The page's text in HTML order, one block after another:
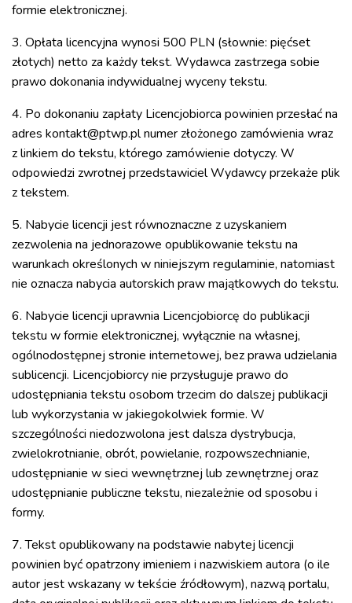
formie elektronicznej.
3. Opłata licencyjna wynosi 500 PLN (słownie: pięćset
złotych) netto za każdy tekst. Wydawca zastrzega sobie
prawo dokonania indywidualnej wyceny tekstu.
4. Po dokonaniu zapłaty Licencjobiorca powinien przesłać na
adres kontakt@ptwp.pl numer złożonego zamówienia wraz
z linkiem do tekstu, którego zamówienie dotyczy. W
odpowiedzi zwrotnej przedstawiciel Wydawcy przekaże plik
z tekstem.
5. Nabycie licencji jest równoznaczne z uzyskaniem
zezwolenia na jednorazowe opublikowanie tekstu na
warunkach określonych w niniejszym regulaminie, natomiast
nie oznacza nabycia autorskich praw majątkowych do tekstu.
6. Nabycie licencji uprawnia Licencjobiorcę do publikacji
tekstu w formie elektronicznej, wyłącznie na własnej,
ogólnodostępnej stronie internetowej, bez prawa udzielania
sublicencji. Licencjobiorcy nie przysługuje prawo do
udostępniania tekstu osobom trzecim do dalszej publikacji
lub wykorzystania w jakiegokolwiek formie. W
szczególności niedozwolona jest dalsza dystrybucja,
zwielokrotnianie, obrót, powielanie, rozpowszechnianie,
udostępnianie w sieci wewnętrznej lub zewnętrznej oraz
udostępnianie publiczne tekstu, niezależnie od sposobu i
formy.
7. Tekst opublikowany na podstawie nabytej licencji
powinien być opatrzony imieniem i nazwiskiem autora (o ile
autor jest wskazany w tekście źródłowym), nazwą portalu,